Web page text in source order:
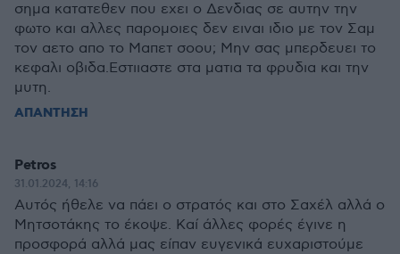
σημα κατατεθεν που εχει ο Δενδιας σε αυτην την
φωτο και αλλες παρομοιες δεν ειναι ιδιο με τον Σαμ
τον αετο απο το Μαπετ σοου; Μην σας μπερδευει το
κεφαλι οβιδα.Εστιιαστε στα ματια τα φρυδια και την
μυτη.
ΑΠΑΝΤΗΣΗ
Petros
31.01.2024, 14:16
Αυτός ήθελε να πάει ο στρατός και στο Σαχέλ αλλά ο
Μητσοτάκης το έκοψε. Καί άλλες φορές έγινε η
προσφορά αλλά μας είπαν ευγενικά ευχαριστούμε